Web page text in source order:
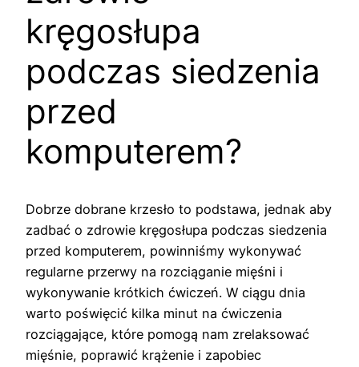
kręgosłupa
podczas siedzenia
przed
komputerem?
Dobrze dobrane krzesło to podstawa, jednak aby
zadbać o zdrowie kręgosłupa podczas siedzenia
przed komputerem, powinniśmy wykonywać
regularne przerwy na rozciąganie mięśni i
wykonywanie krótkich ćwiczeń. W ciągu dnia
warto poświęcić kilka minut na ćwiczenia
rozciągające, które pomogą nam zrelaksować
mięśnie, poprawić krążenie i zapobiec